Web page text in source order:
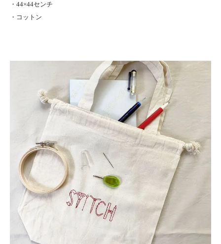
・44×44センチ
・コットン